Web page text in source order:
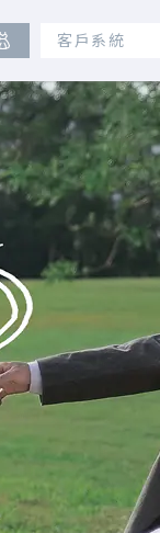
客戶系統